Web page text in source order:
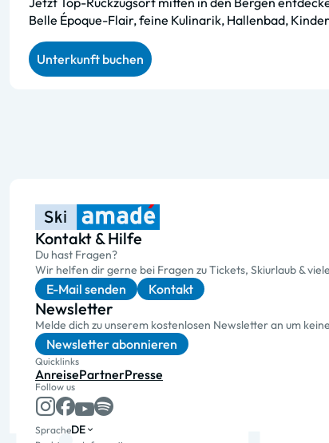
Belle Époque-Flair, feine Kulinarik, Hallenbad,
Unterkunft buchen
Kontakt & Hilfe
Du hast Fragen?
Wir helfen dir gerne bei Fragen zu Tickets, Skiurlaub &
E-Mail senden Kontakt
Newsletter
Melde dich zu unserem kostenlosen Newsletter an um
Newsletter abonnieren
Quicklinks
AnreisePartnerPresse
Follow us
SpracheDE